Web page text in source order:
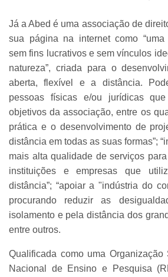
Já a Abed é uma associação de
sua página na internet como “uma
sem fins lucrativos e sem vínculos
natureza”, criada para o
aberta, flexível e a distância.
pessoas físicas e/ou jurídicas
objetivos da associação, entre os
prática e o desenvolvimento de
distância em todas as suas formas”;
mais alta qualidade de serviços
instituições e empresas que
distância”; “apoiar a "indústria do
procurando reduzir as
isolamento e pela distância dos
entre outros.
Qualificada como uma
Nacional de Ensino e Pesquisa